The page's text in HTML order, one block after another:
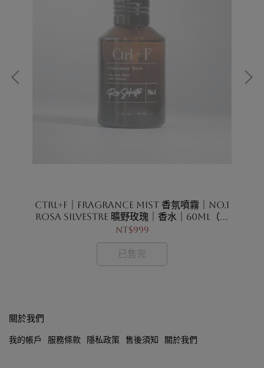
Ctrl+F｜Fragrance Mist 香氛噴霧｜No.1
ROSA SILVESTRE 曠野玫瑰｜香水｜60ml（暫
時售完）
NT$999
已售完
關於我們
我的帳戶 服務條款 隱私政策 售後須知 關於我們